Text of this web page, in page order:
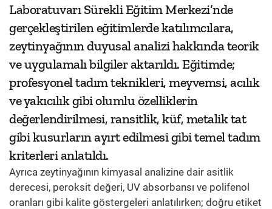
Laboratuvarı Sürekli Eğitim Merkezi’nde
gerçekleştirilen eğitimlerde katılımcılara,
zeytinyağının duyusal analizi hakkında teorik
ve uygulamalı bilgiler aktarıldı. Eğitimde;
profesyonel tadım teknikleri, meyvemsi, acılık
ve yakıcılık gibi olumlu özelliklerin
değerlendirilmesi, ransitlik, küf, metalik tat
gibi kusurların ayırt edilmesi gibi temel tadım
kriterleri anlatıldı.
Ayrıca zeytinyağının kimyasal analizine dair asitlik
derecesi, peroksit değeri, UV absorbansı ve polifenol
oranları gibi kalite göstergeleri anlatılırken; doğru etiket